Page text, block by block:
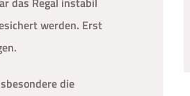
werden. Erst
die